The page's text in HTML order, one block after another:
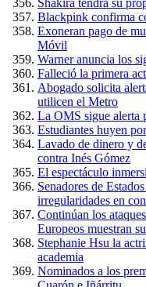
Shakira tendrá su
Blackpink confirma
Exoneran pago de
Móvil
Warner anuncia los
Falleció la primera
Abogado solicita
utilicen el Metro
La OMS sigue alerta
Estudiantes huyen
Lavado de dinero y
contra Inés Gómez
El espectáculo
Senadores de
irregularidades en
Continúan los
Europeos muestran
Stephanie Hsu la
academia
Nominados a los